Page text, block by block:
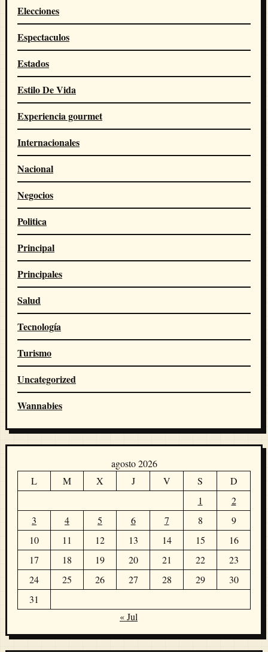
Elecciones
Espectaculos
Estados
Estilo De Vida
Experiencia gourmet
Internacionales
Nacional
Negocios
Politica
Principal
Principales
Salud
Tecnología
Turismo
Uncategorized
Wannabies
agosto 2026
L
M X J V S
D
1
2
3
4 5 6 7 8
9
10
11 12 13 14 15
16
17
18 19 20 21 22
23
24
25 26 27 28 29
30
31
« Jul